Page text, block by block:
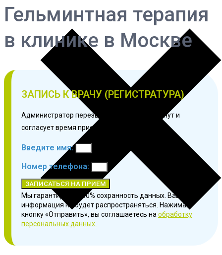
Гельминтная терапия
в клинике в Москве
ЗАПИСЬ К ВРАЧУ (РЕГИСТРАТУРА)
Администратор перезвонит в течение 3 минут и
согласует время приема.
Введите имя:
Номер телефона:
ЗАПИСАТЬСЯ НА ПРИЕМ
Мы гарантируем 100% сохранность данных. Ваша
информация не будет распространяться. Нажимая
кнопку «Отправить», вы соглашаетесь на обработку
персональных данных.